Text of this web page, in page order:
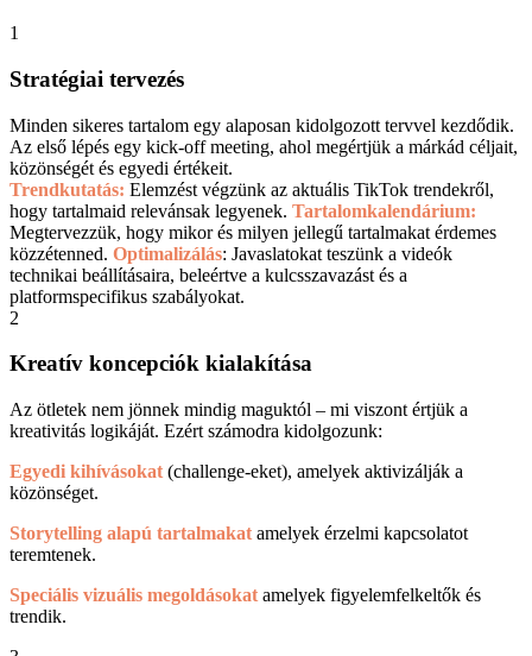
1
Stratégiai tervezés
Minden sikeres tartalom egy alaposan kidolgozott tervvel kezdődik.
Az első lépés egy kick-off meeting, ahol megértjük a márkád céljait,
közönségét és egyedi értékeit.
Trendkutatás: Elemzést végzünk az aktuális TikTok trendekről,
hogy tartalmaid relevánsak legyenek. Tartalomkalendárium:
Megtervezzük, hogy mikor és milyen jellegű tartalmakat érdemes
közzétenned. Optimalizálás: Javaslatokat teszünk a videók
technikai beállításaira, beleértve a kulcsszavazást és a
platformspecifikus szabályokat.
2
Kreatív koncepciók kialakítása
Az ötletek nem jönnek mindig maguktól – mi viszont értjük a
kreativitás logikáját. Ezért számodra kidolgozunk:
Egyedi kihívásokat (challenge-eket), amelyek aktivizálják a
közönséget.
Storytelling alapú tartalmakat amelyek érzelmi kapcsolatot
teremtenek.
Speciális vizuális megoldásokat amelyek figyelemfelkeltők és
trendik.